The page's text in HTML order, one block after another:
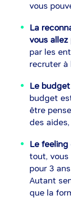
vous
La
vous allez
par les
recruter à
Le
budget
être
des
Le feeling
tout,
pour 3
Autant
que la